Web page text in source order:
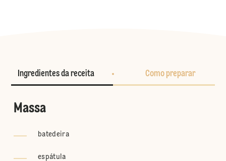
Ingredientes da receita Como preparar
Massa
batedeira
espátula